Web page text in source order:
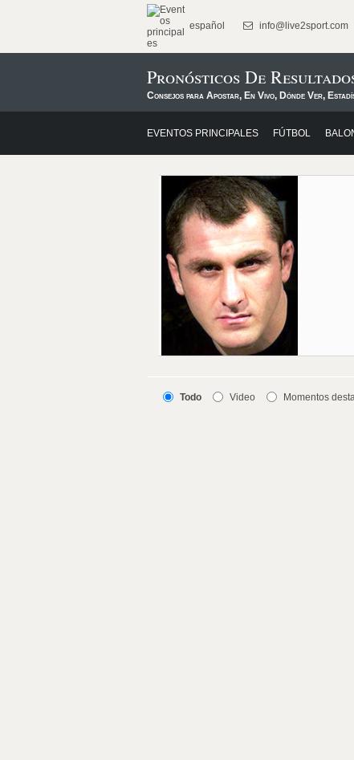
español info@live2sport.com
Pronósticos De
Consejos para Apostar, En Vivo, Dónde Ver,
EVENTOS PRINCIPALES FÚTBOL
Todo Video Momentos